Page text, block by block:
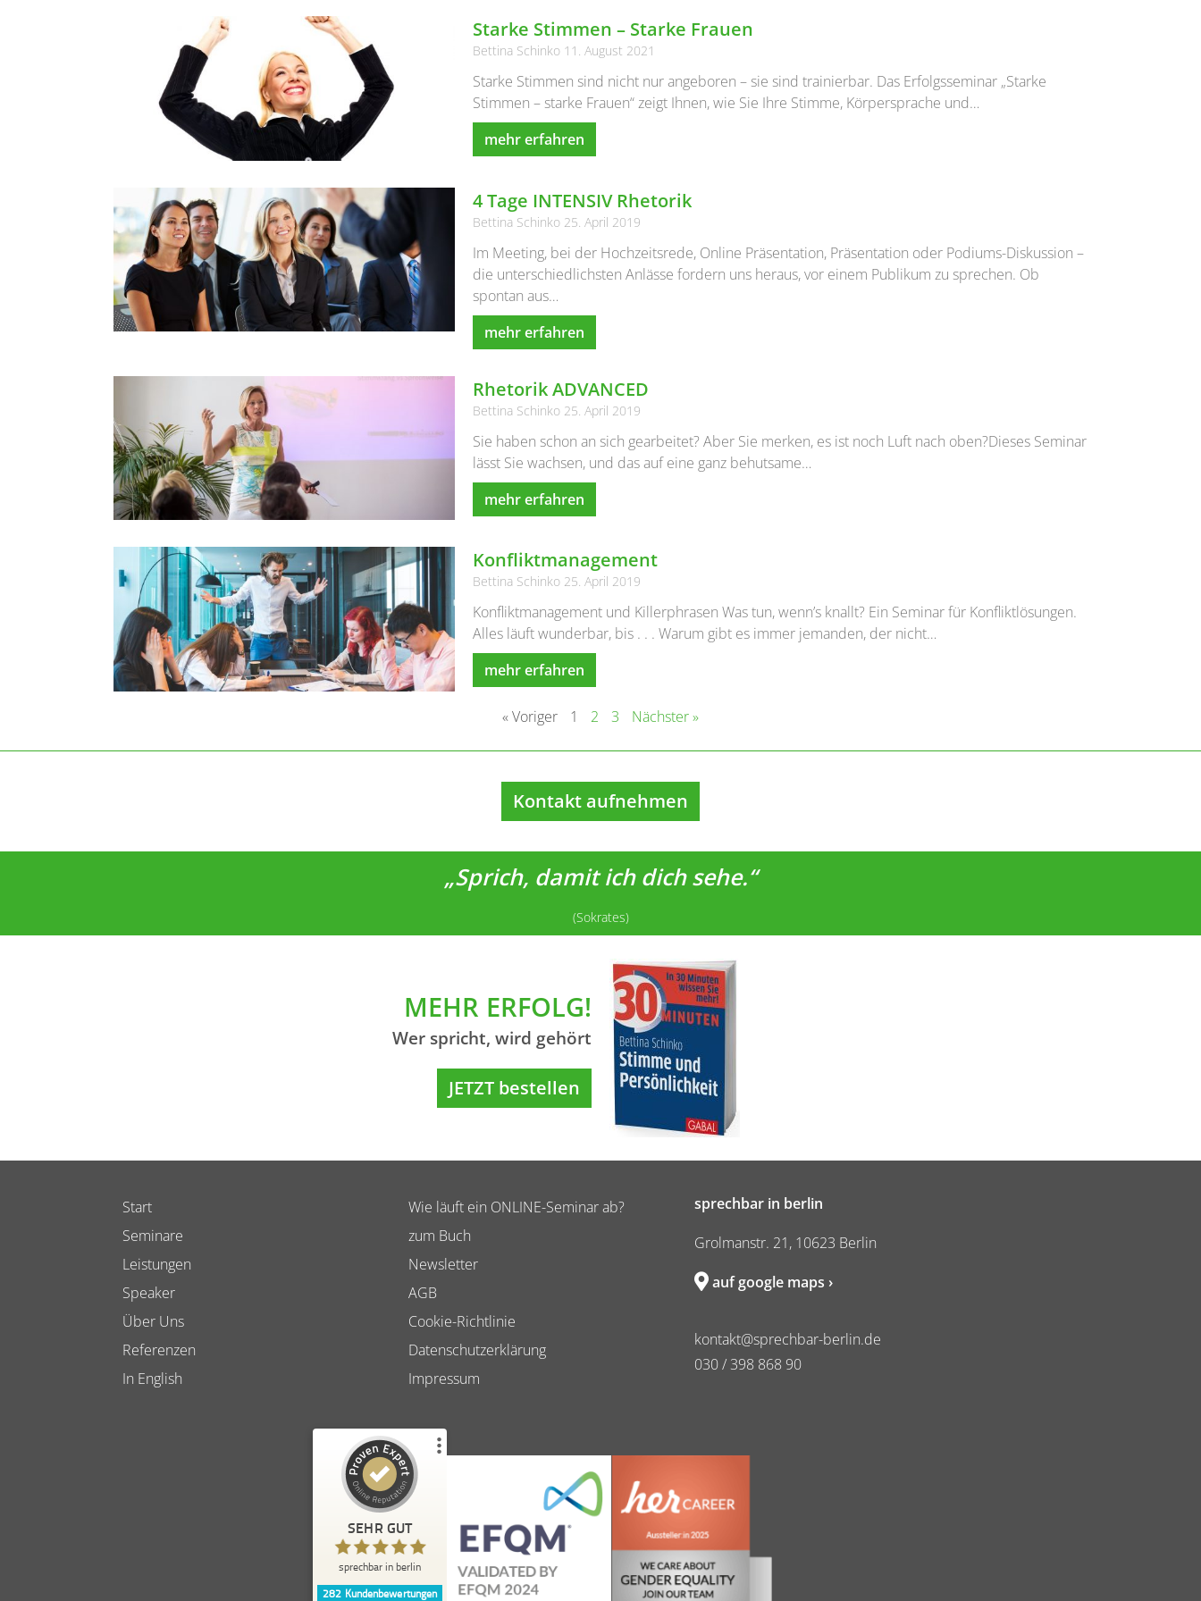
Starke Stimmen – Starke Frauen
Bettina Schinko 11. August 2021
Starke Stimmen sind nicht nur angeboren – sie sind trainierbar. Das Erfolgsseminar „Starke
Stimmen – starke Frauen“ zeigt Ihnen, wie Sie Ihre Stimme, Körpersprache und…
mehr erfahren
4 Tage INTENSIV Rhetorik
Bettina Schinko 25. April 2019
Im Meeting, bei der Hochzeitsrede, Online Präsentation, Präsentation oder Podiums-Diskussion –
die unterschiedlichsten Anlässe fordern uns heraus, vor einem Publikum zu sprechen. Ob
spontan aus…
mehr erfahren
Rhetorik ADVANCED
Bettina Schinko 25. April 2019
Sie haben schon an sich gearbeitet? Aber Sie merken, es ist noch Luft nach oben?Dieses Seminar
lässt Sie wachsen, und das auf eine ganz behutsame…
mehr erfahren
Konfliktmanagement
Bettina Schinko 25. April 2019
Konfliktmanagement und Killerphrasen Was tun, wenn’s knallt? Ein Seminar für Konfliktlösungen.
Alles läuft wunderbar, bis . . . Warum gibt es immer jemanden, der nicht…
mehr erfahren
« Voriger 1 2 3 Nächster »
Kontakt aufnehmen
„Sprich, damit ich dich sehe.“
(Sokrates)
MEHR ERFOLG!
Wer spricht, wird gehört
JETZT bestellen
Start
Seminare
Leistungen
Speaker
Über Uns
Referenzen
In English
Wie läuft ein ONLINE-Seminar ab?
zum Buch
Newsletter
AGB
Cookie-Richtlinie
Datenschutzerklärung
Impressum
sprechbar in berlin
Grolmanstr. 21, 10623 Berlin
auf google maps ›
kontakt@sprechbar-berlin.de
030 / 398 868 90
SEHR GUT
sprechbar in berlin
282 Kundenbewertungen
Kundenbewertungen und Erfahrungen zu
sprechbar in berlin
Empfehlungen auf
ProvenExpert.com
SEHR GUT
4,84